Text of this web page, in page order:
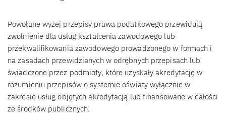
Powołane wyżej przepisy prawa podatkowego przewidują
zwolnienie dla usług kształcenia zawodowego lub
przekwalifikowania zawodowego prowadzonego w formach i
na zasadach przewidzianych w odrębnych przepisach lub
świadczone przez podmioty, które uzyskały akredytację w
rozumieniu przepisów o systemie oświaty wyłącznie w
zakresie usług objętych akredytacją lub finansowane w całości
ze środków publicznych.